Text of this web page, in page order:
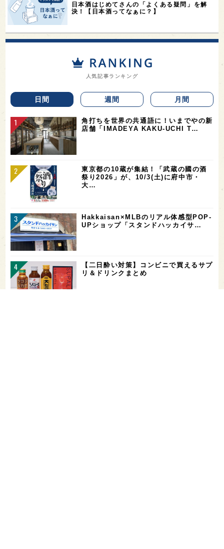
日本酒はじめてさんの「よくある疑問」を解
決！【日本酒ってなぁに？】
人気記事ランキング
日間 週間 月間
角打ちを世界の共通語に！いまでやの新
店舗「IMADEYA KAKU-UCHI T…
東京都の10蔵が集結！「武蔵の國の酒
祭り2026」が、10/3(土)に府中市・
大…
Hakkaisan×MLBのリアル体感型POP-
UPショップ「スタンドハッカイサ…
【二日酔い対策】コンビニで買えるサプ
リ＆ドリンクまとめ